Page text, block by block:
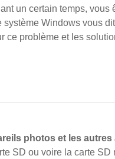
un certain temps, vous
Windows vous dit
ce problème et les
photos et les autres
SD ou voire la carte SD